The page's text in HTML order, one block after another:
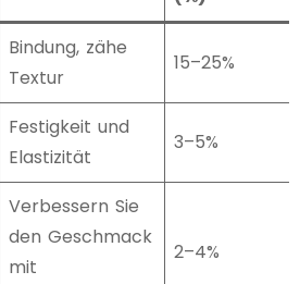
Bindung, zähe
Textur
15–25%
Festigkeit und
Elastizität
3–5%
Verbessern Sie
den Geschmack
mit
2–4%